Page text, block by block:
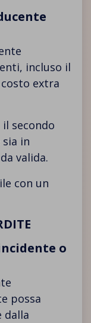
incluso il
extra
secondo
in
valida.
con un
o
possa
dalla